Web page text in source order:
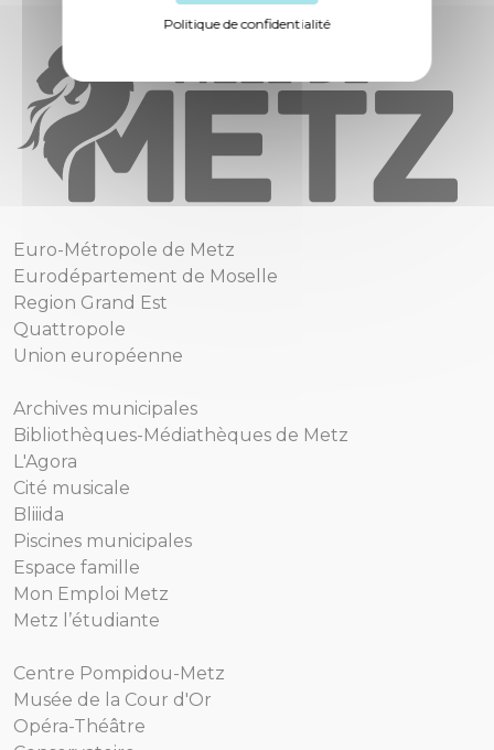
Politique de confidentialité
Euro-Métropole de Metz
Eurodépartement de Moselle
Region Grand Est
Quattropole
Union européenne
Archives municipales
Bibliothèques-Médiathèques de Metz
L'Agora
Cité musicale
Bliiida
Piscines municipales
Espace famille
Mon Emploi Metz
Metz l’étudiante
Centre Pompidou-Metz
Musée de la Cour d'Or
Opéra-Théâtre